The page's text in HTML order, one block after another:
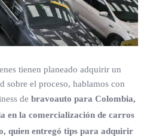
tienen planeado adquirir un
sobre el proceso, hablamos con
de bravoauto para Colombia,
en la comercialización de carros
quien entregó tips para adquirir